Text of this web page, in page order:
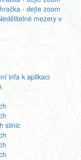
- dejte zoom
mezery v
infa k aplikaci
silnic